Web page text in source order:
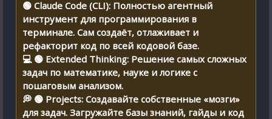
🟢 Claude Code (CLI): Полностью агентный
инструмент для программирования в
терминале. Сам создаёт, отлаживает и
рефакторит код по всей кодовой базе.
💻 🟢 Extended Thinking: Решение самых сложных
задач по математике, науке и логике с
пошаговым анализом.
💭 🟢 Projects: Создавайте собственные «мозги»
для задач. Загружайте базы знаний, гайды и код